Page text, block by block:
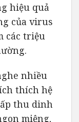
hiệu quả
của virus
các triệu
nhiều
thích hệ
thu dinh
miệng,